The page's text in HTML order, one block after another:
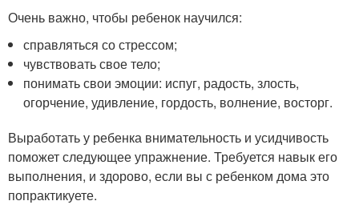
Очень важно, чтобы ребенок научился:
справляться со стрессом;
чувствовать свое тело;
понимать свои эмоции: испуг, радость, злость,
огорчение, удивление, гордость, волнение, восторг.
Выработать у ребенка внимательность и усидчивость
поможет следующее упражнение. Требуется навык его
выполнения, и здорово, если вы с ребенком дома это
попрактикуете.